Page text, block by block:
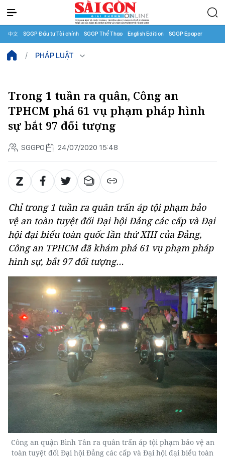
中文 SGGP Đầu tư Tài chính SGGP Thể Thao English Edition SGGP Epaper
PHÁP LUẬT
Trong 1 tuần ra quân, Công an
TPHCM phá 61 vụ phạm pháp hình
sự bắt 97 đối tượng
SGGPO 24/07/2020 15:48
Chỉ trong 1 tuần ra quân trấn áp tội phạm bảo
vệ an toàn tuyệt đối Đại hội Đảng các cấp và Đại
hội đại biểu toàn quốc lần thứ XIII của Đảng,
Công an TPHCM đã khám phá 61 vụ phạm pháp
hình sự, bắt 97 đối tượng…
Công an quận Bình Tân ra quân trấn áp tội phạm bảo vệ an
toàn tuyệt đối Đại hội Đảng các cấp và Đại hội đại biểu toàn